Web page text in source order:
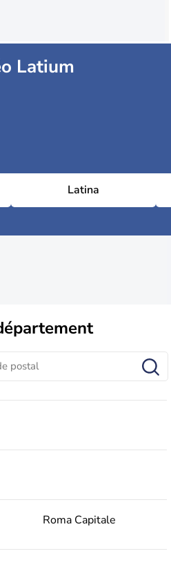
Latium
Latina
Roma Capitale